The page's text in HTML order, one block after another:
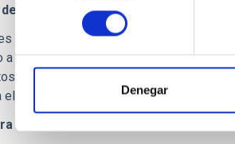
consentimiento
Denegar
los hallazgos recientes más
un descubrimiento clave y novedose
que no podemos observar cómo
tipos que se corresponden con una
tiempo, también cambian sus modos
a la Astrosismología?